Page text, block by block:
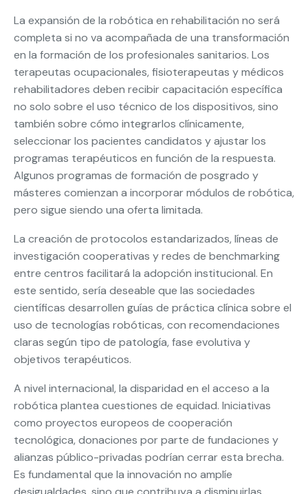
La expansión de la robótica en rehabilitación no será
completa si no va acompañada de una transformación
en la formación de los profesionales sanitarios. Los
terapeutas ocupacionales, fisioterapeutas y médicos
rehabilitadores deben recibir capacitación específica
no solo sobre el uso técnico de los dispositivos, sino
también sobre cómo integrarlos clínicamente,
seleccionar los pacientes candidatos y ajustar los
programas terapéuticos en función de la respuesta.
Algunos programas de formación de posgrado y
másteres comienzan a incorporar módulos de robótica,
pero sigue siendo una oferta limitada.
La creación de protocolos estandarizados, líneas de
investigación cooperativas y redes de benchmarking
entre centros facilitará la adopción institucional. En
este sentido, sería deseable que las sociedades
científicas desarrollen guías de práctica clínica sobre el
uso de tecnologías robóticas, con recomendaciones
claras según tipo de patología, fase evolutiva y
objetivos terapéuticos.
A nivel internacional, la disparidad en el acceso a la
robótica plantea cuestiones de equidad. Iniciativas
como proyectos europeos de cooperación
tecnológica, donaciones por parte de fundaciones y
alianzas público-privadas podrían cerrar esta brecha.
Es fundamental que la innovación no amplíe